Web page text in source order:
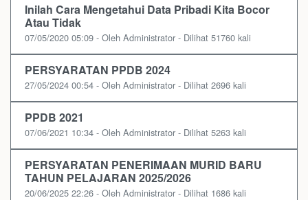
Inilah Cara Mengetahui Data Pribadi Kita Bocor
Atau Tidak
07/05/2020 05:09 - Oleh Administrator - Dilihat 51760 kali
PERSYARATAN PPDB 2024
27/05/2024 00:54 - Oleh Administrator - Dilihat 2696 kali
PPDB 2021
07/06/2021 10:34 - Oleh Administrator - Dilihat 5263 kali
PERSYARATAN PENERIMAAN MURID BARU
TAHUN PELAJARAN 2025/2026
20/06/2025 22:26 - Oleh Administrator - Dilihat 1686 kali